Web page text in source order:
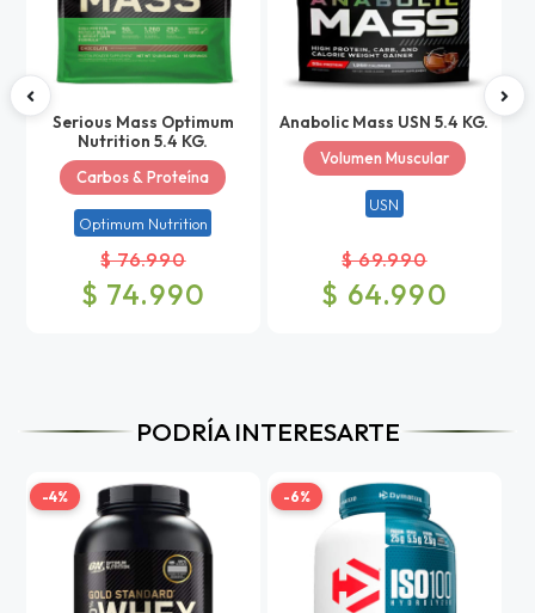
Serious Mass Optimum
Nutrition 5.4 KG.
Carbos & Proteína
Optimum Nutrition
$ 76.990
$ 74.990
Anabolic Mass USN 5.4 KG.
Volumen Muscular
USN
$ 69.990
$ 64.990
PODRÍA INTERESARTE
-4% -6%